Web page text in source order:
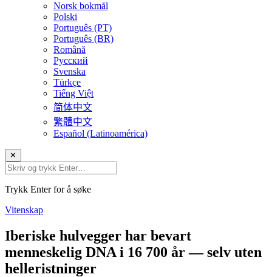
Norsk bokmål
Polski
Português (PT)
Português (BR)
Română
Русский
Svenska
Türkçe
Tiếng Việt
简体中文
繁體中文
Español (Latinoamérica)
✕
Trykk Enter for å søke
Vitenskap
Iberiske hulvegger har bevart
menneskelig DNA i 16 700 år — selv uten
helleristninger